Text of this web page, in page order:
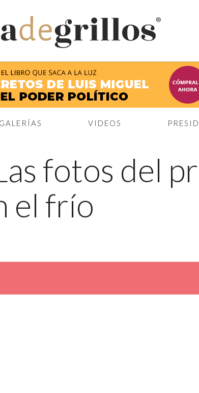
®
VIDEOS
fotos del
el frío